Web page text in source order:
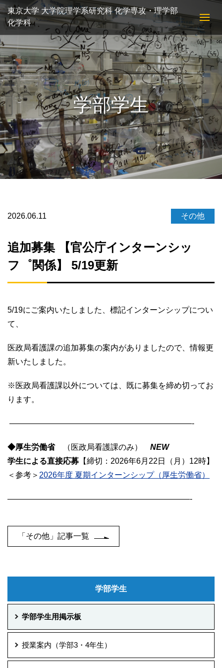
東京大学 大学院理学系研究科 化学専攻・理学部
化学科
学部学生
2026.06.11 その他
追加募集 【官公庁インターンシッ
フ゜関係】 5/19更新
5/19にご案内いたしました、標記インターンシップについ
て、
医政局看護課の追加募集の案内がありましたので、情報更
新いたしました。
※医政局看護課以外については、既に募集を締め切ってお
ります。
———————————————————————-
◆厚生労働省（医政局看護課のみ） NEW
学生による直接応募 【締切：2026年6月22日（月）12時】
＜参考＞ 2026年度 夏期インターンシップ（厚生労働省）
———————————————————————-
「その他」記事一覧
学部学生
学部学生用掲示板
授業案内（学部3・4年生）